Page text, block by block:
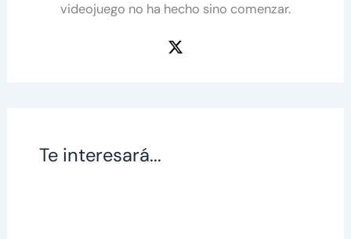
videojuego no ha hecho sino comenzar.
Te interesará...